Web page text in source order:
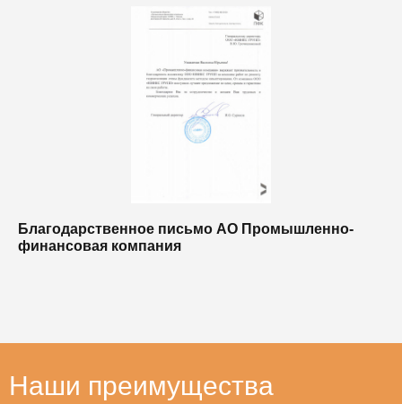
Благодарственное письмо АО Промышленно-
финансовая компания
Наши преимущества